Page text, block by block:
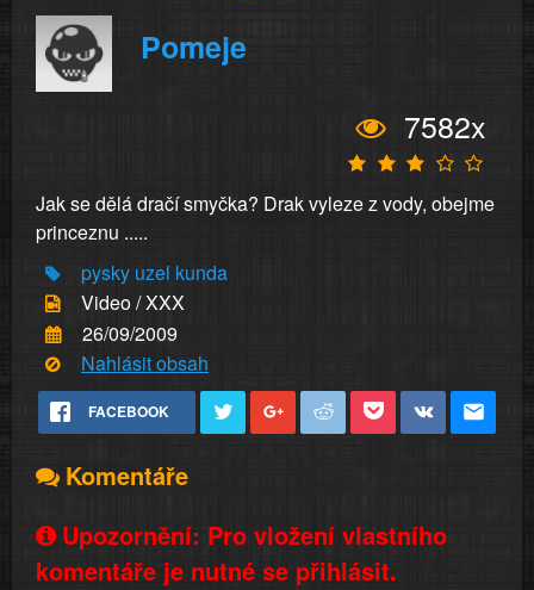
Pomeje
7582x
Jak se dělá dračí smyčka? Drak vyleze z vody, obejme
princeznu .....
pysky uzel kunda
Video / XXX
26/09/2009
Nahlásit obsah
FACEBOOK
Komentáře
Upozornění: Pro vložení vlastního
komentáře je nutné se přihlásit.